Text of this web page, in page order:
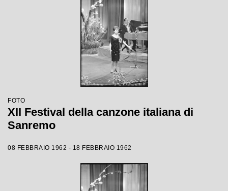
FOTO
XII Festival della canzone italiana di
Sanremo
08 FEBBRAIO 1962 - 18 FEBBRAIO 1962